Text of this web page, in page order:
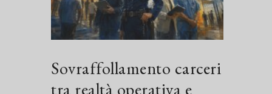
Sovraffollamento carceri
tra realtà operativa e